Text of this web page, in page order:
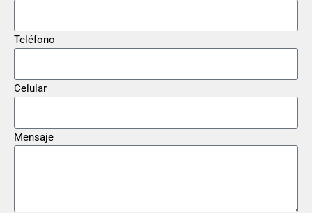
Teléfono
Celular
Mensaje